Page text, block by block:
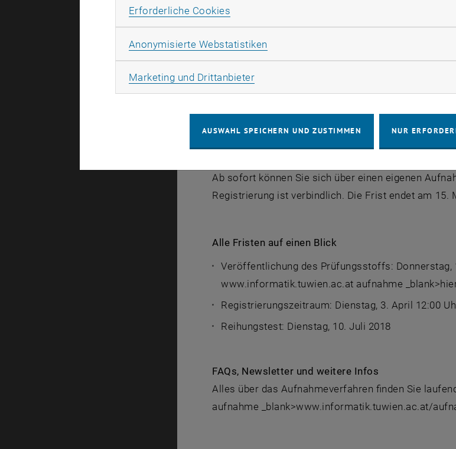
möchten, laden wir Sie herzlich zur
Studieninfo
Weitere Informationen zur Studieninfo 2018 finden
Registrierung verpflichtend: Deadline 15. Mai 2018
Der Ablauf erfolgt, unabhängig davon, ob Sie im
Zuerst geben Sie uns bitte in einem kurzen
bekannt.
Danach findet der Reihungstest statt. Es
Ab sofort können Sie sich über einen eigenen
Registrierung ist verbindlich. Die Frist endet am 15.
Alle Fristen auf einen Blick
Veröffentlichung des Prüfungsstoffs: Donnerstag,
www.informatik.tuwien.ac.at aufnahme
Registrierungszeitraum: Dienstag, 3. April 12:00
Reihungstest: Dienstag, 10. Juli 2018
FAQs, Newsletter und weitere Infos
Alles über das Aufnahmeverfahren finden Sie
aufnahme _blank>www.informatik.tuwien.ac.at/
Erforderliche Cookies
Anonymisierte Webstatistiken
Marketing und DrittanbieterMarketing Cookies zulassen
AUSWAHL SPEICHERN UND ZUSTIMMEN NUR